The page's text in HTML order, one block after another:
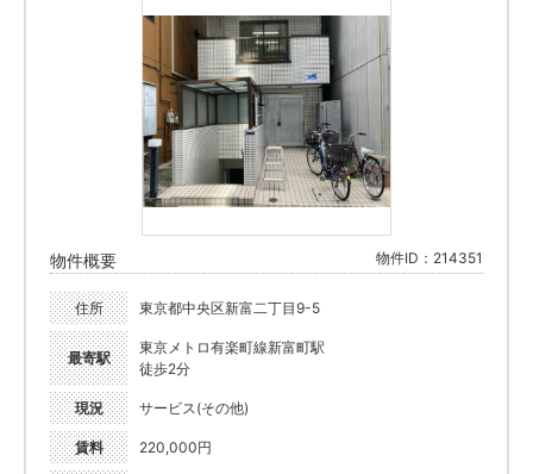
物件概要 物件ID：214351
住所 東京都中央区新富二丁目9-5
最寄駅
東京メトロ有楽町線新富町駅
徒歩2分
現況 サービス(その他)
賃料 220,000円